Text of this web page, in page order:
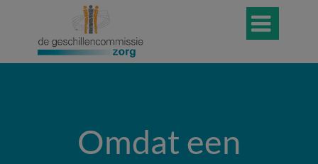

Omdat een